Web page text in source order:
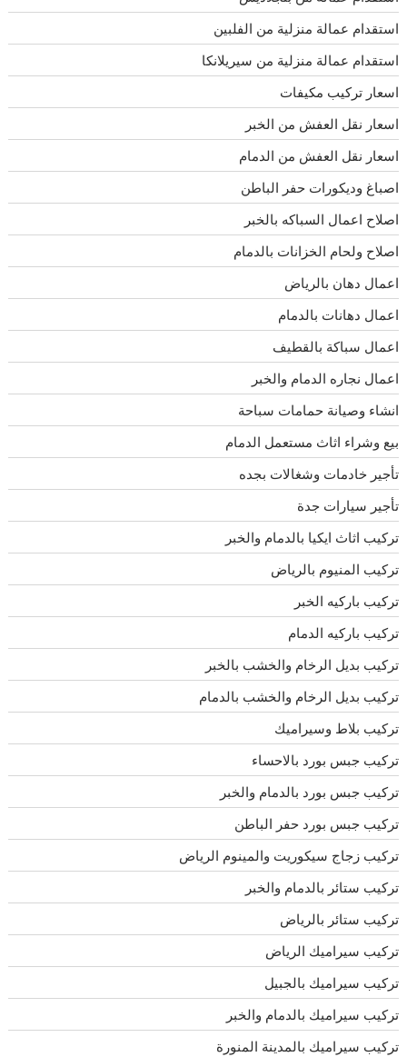
استقدام عمالة منزلية من الفلبين
استقدام عمالة منزلية من سيريلانكا
اسعار تركيب مكيفات
اسعار نقل العفش من الخبر
اسعار نقل العفش من الدمام
اصباغ وديكورات حفر الباطن
اصلاح اعمال السباكه بالخبر
اصلاح ولحام الخزانات بالدمام
اعمال دهان بالرياض
اعمال دهانات بالدمام
اعمال سباكة بالقطيف
اعمال نجاره الدمام والخبر
انشاء وصيانة حمامات سباحة
بيع وشراء اثاث مستعمل الدمام
تأجير خادمات وشغالات بجده
تأجير سيارات جدة
تركيب اثاث ايكيا بالدمام والخبر
تركيب المنيوم بالرياض
تركيب باركيه الخبر
تركيب باركيه الدمام
تركيب بديل الرخام والخشب بالخبر
تركيب بديل الرخام والخشب بالدمام
تركيب بلاط وسيراميك
تركيب جبس بورد بالاحساء
تركيب جبس بورد بالدمام والخبر
تركيب جبس بورد حفر الباطن
تركيب زجاج سيكوريت والمينوم الرياض
تركيب ستائر بالدمام والخبر
تركيب ستائر بالرياض
تركيب سيراميك الرياض
تركيب سيراميك بالجبيل
تركيب سيراميك بالدمام والخبر
تركيب سيراميك بالمدينة المنورة